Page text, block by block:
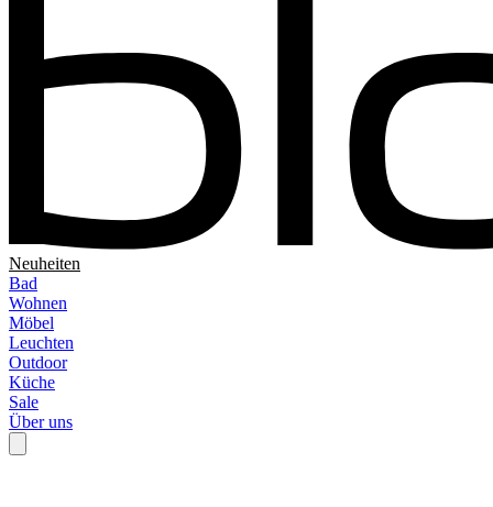
Neuheiten
Bad
Wohnen
Möbel
Leuchten
Outdoor
Küche
Sale
Über uns